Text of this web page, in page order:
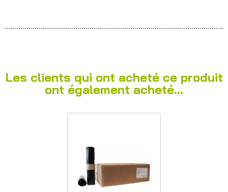
Les clients qui ont acheté ce produit
ont également acheté...